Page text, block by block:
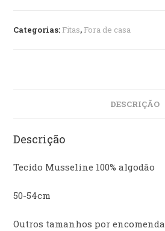
Categorias: Fitas, Fora de casa
DESCRIÇÃO
Descrição
Tecido Musseline 100% algodão
50-54cm
Outros tamanhos por encomenda